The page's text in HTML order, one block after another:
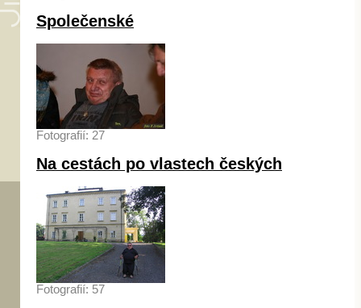
Společenské
Fotografií: 27
Na cestách po vlastech českých
Fotografií: 57